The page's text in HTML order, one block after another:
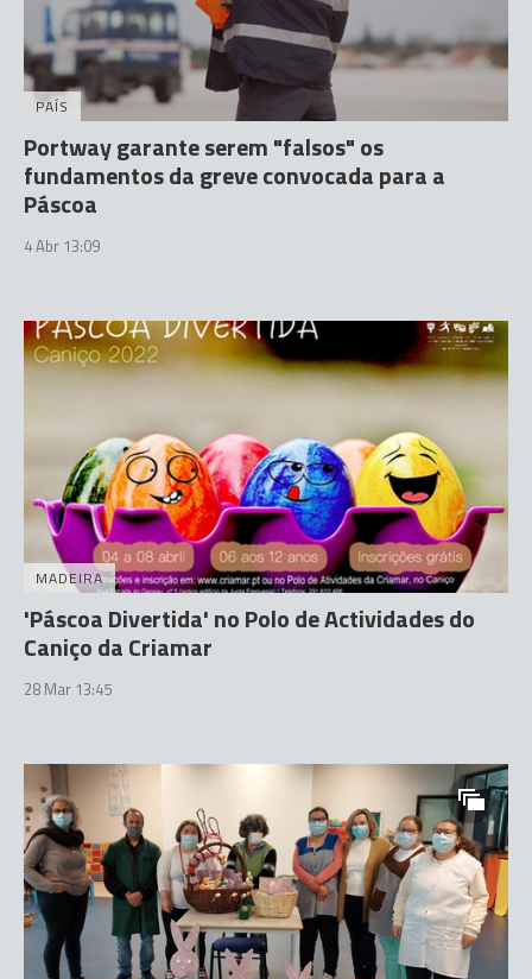
PAÍS
Portway garante serem "falsos" os
fundamentos da greve convocada para a
Páscoa
4 Abr 13:09
MADEIRA
'Páscoa Divertida' no Polo de Actividades do
Caniço da Criamar
28 Mar 13:45